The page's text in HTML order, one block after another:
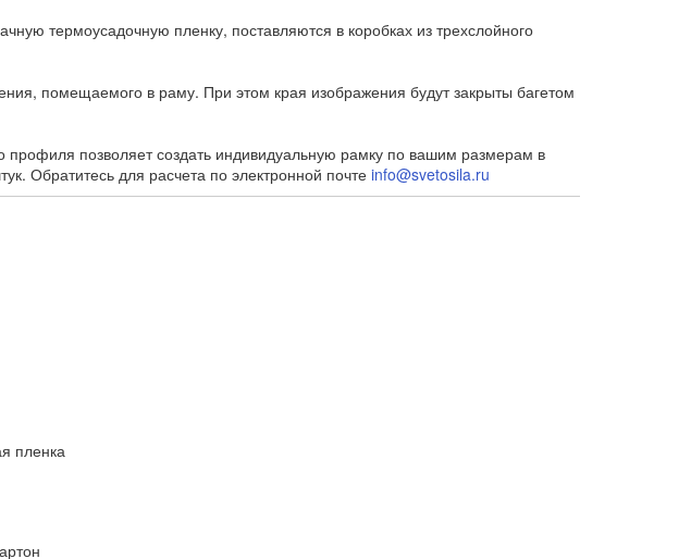
термоусадочную пленку, поставляются в коробках из трехслойного
помещаемого в раму. При этом края изображения будут закрыты багетом
профиля позволяет создать индивидуальную рамку по вашим размерам в
Обратитесь для расчета по электронной почте info@svetosila.ru
пленка